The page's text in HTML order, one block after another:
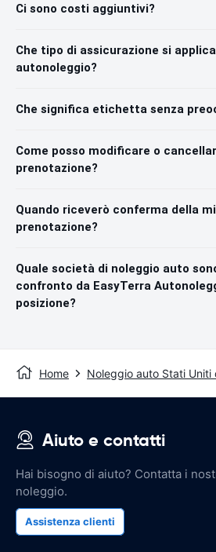
Ci sono costi aggiuntivi?
Che tipo di assicurazione si
autonoleggio?
Che significa etichetta senza
Come posso modificare o
prenotazione?
Quando riceverò conferma della
prenotazione?
Quale società di noleggio auto
confronto da EasyTerra
posizione?
Home Noleggio auto Stati Uniti
Aiuto e contatti
Hai bisogno di aiuto? Contatta i
noleggio.
Assistenza clienti